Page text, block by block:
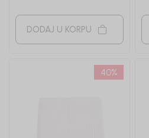
DODAJ U KORPU
40%